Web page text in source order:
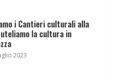
i Cantieri culturali alla
la cultura in
2023